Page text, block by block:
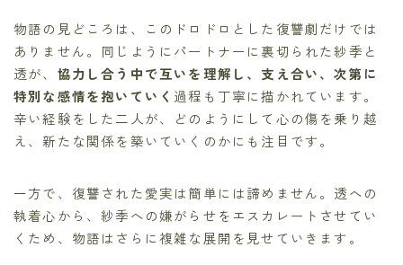
物語の見どころは、このドロドロとした復讐劇だけでは
ありません。同じようにパートナーに裏切られた紗季と
透が、 協力し合う中で互いを理解し、支え合い、次第に
特別な感情を抱いていく 過程も丁寧に描かれています。
辛い経験をした二人が、どのようにして心の傷を乗り越
え、新たな関係を築いていくのかにも注目です。
一方で、復讐された愛実は簡単には諦めません。透への
執着心から、紗季への嫌がらせをエスカレートさせてい
くため、物語はさらに複雑な展開を見せていきます。